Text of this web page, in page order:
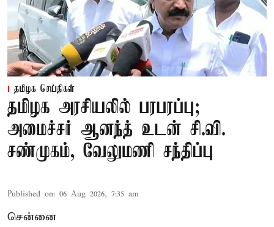
தமிழக செய்திகள்
தமிழக அரசியலில் பரபரப்பு;
அமைச்சர் ஆனந்த் உடன் சி.வி.
சண்முகம், வேலுமணி சந்திப்பு
Published on: 06 Aug 2026, 7:35 am
சென்னை